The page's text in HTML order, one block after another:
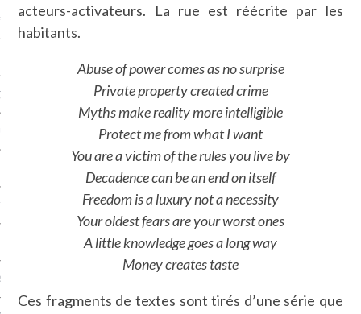
EN VOD
acteurs-activateurs. La rue est réécrite par les
habitants.
Abuse of power comes as no surprise
Private property created crime
Myths make reality more intelligible
Protect me from what I want
You are a victim of the rules you live by
Decadence can be an end on itself
Freedom is a luxury not a necessity
Your oldest fears are your worst ones
A little knowledge goes a long way
Money creates taste
Ces fragments de textes sont tirés d’une série que